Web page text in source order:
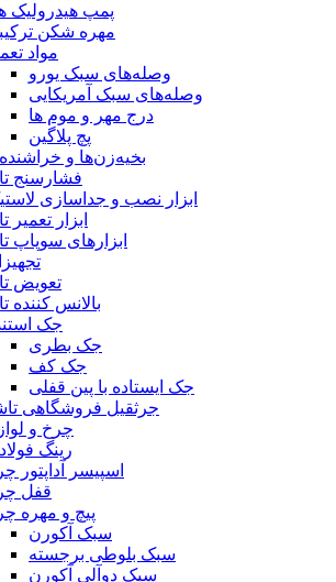
پمپ هیدرولیک
مهره شکن
مواد
وصله‌های سبک یورو
وصله‌های سبک آمریکایی
درج مهر و موم ها
پچ پلاگین
بخیه‌زن‌ها و
فشارسنج
ابزار نصب و جداسازی
ابزار تعمیر
ابزارهای سوپاپ
تعویض
بالانس کننده
جک
جک بطری
جک کف
جک ایستاده با پین قفلی
جرثقیل فروشگاهی
چرخ و
رینگ
اسپیسر آداپتور
قفل
پیچ و مهره
سبک آکورن
سبک بلوطی برجسته
سبک دوآلی آکورن